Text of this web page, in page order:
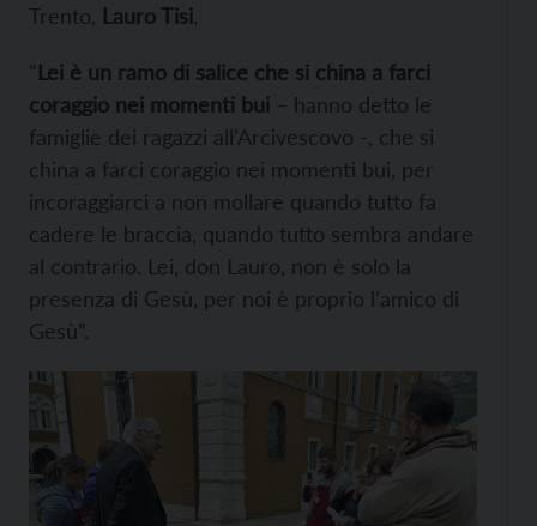
Trento, Lauro Tisi.
“Lei è un ramo di salice che si china a farci
coraggio nei momenti bui – hanno detto le
famiglie dei ragazzi all’Arcivescovo -, che si
china a farci coraggio nei momenti bui, per
incoraggiarci a non mollare quando tutto fa
cadere le braccia, quando tutto sembra andare
al contrario. Lei, don Lauro, non è solo la
presenza di Gesù, per noi è proprio l’amico di
Gesù”.